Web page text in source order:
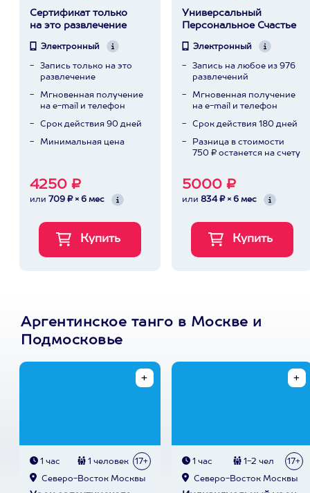
Сертификат только
на это развлечение
Электронный
Запись только на это
развлечение
Мгновенная получение
на e-mail и телефон
Срок действия 90 дней
Минимальная цена
4250 ₽
или 709 ₽ × 6 мес
Универсальный
Персональное Счастье
Электронный
Запись на любое из 976
развлечений
Мгновенная получение
на e-mail и телефон
Срок действия 180 дней
Разница в стоимости
750 ₽ останется на счету
5000 ₽
или 834 ₽ × 6 мес
Аргентинское танго в Москве и
Подмосковье
1 час 1 человек 17+
Северо-Восток Москвы
1 час 1-2 чел 17+
Северо-Восток Москвы